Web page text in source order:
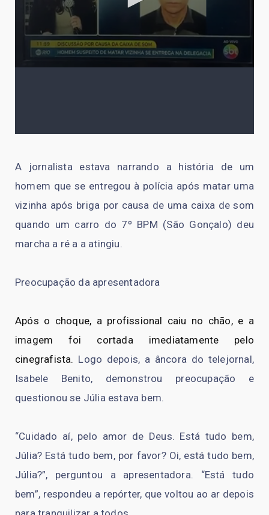
A jornalista estava narrando a história de um
homem que se entregou à polícia após matar uma
vizinha após briga por causa de uma caixa de som
quando um carro do 7º BPM (São Gonçalo) deu
marcha a ré a a atingiu.
Preocupação da apresentadora
Após o choque, a profissional caiu no chão, e a
imagem foi cortada imediatamente pelo
cinegrafista. Logo depois, a âncora do telejornal,
Isabele Benito, demonstrou preocupação e
questionou se Júlia estava bem.
“Cuidado aí, pelo amor de Deus. Está tudo bem,
Júlia? Está tudo bem, por favor? Oi, está tudo bem,
Júlia?”, perguntou a apresentadora. “Está tudo
bem”, respondeu a repórter, que voltou ao ar depois